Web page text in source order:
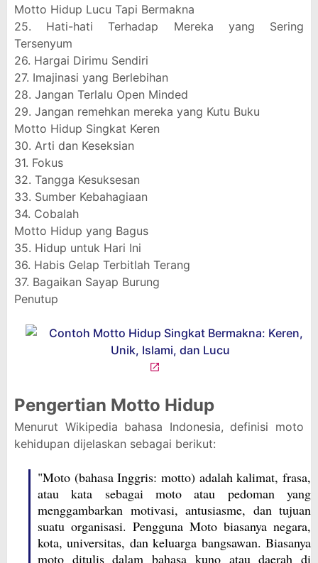
Motto Hidup Lucu Tapi Bermakna
25. Hati-hati Terhadap Mereka yang Sering
Tersenyum
26. Hargai Dirimu Sendiri
27. Imajinasi yang Berlebihan
28. Jangan Terlalu Open Minded
29. Jangan remehkan mereka yang Kutu Buku
Motto Hidup Singkat Keren
30. Arti dan Keseksian
31. Fokus
32. Tangga Kesuksesan
33. Sumber Kebahagiaan
34. Cobalah
Motto Hidup yang Bagus
35. Hidup untuk Hari Ini
36. Habis Gelap Terbitlah Terang
37. Bagaikan Sayap Burung
Penutup
Pengertian Motto Hidup
Menurut Wikipedia bahasa Indonesia, definisi moto
kehidupan dijelaskan sebagai berikut:
"Moto (bahasa Inggris: motto) adalah kalimat, frasa,
atau kata sebagai moto atau pedoman yang
menggambarkan motivasi, antusiasme, dan tujuan
suatu organisasi. Pengguna Moto biasanya negara,
kota, universitas, dan keluarga bangsawan. Biasanya
moto ditulis dalam bahasa kuno atau daerah di